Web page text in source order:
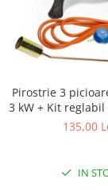
Iluminat &
Prelungitoare &
Becuri
Conectori/doze
Corpuri de
Lumina de
Pirostrie 3
3 kW + Kit reglabil gpl RH-10 +
Tub flex 2M+2
135,00
IN